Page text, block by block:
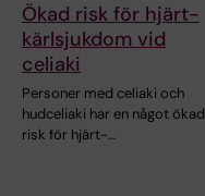
Ökad risk för hjärt-
kärlsjukdom vid
celiaki
Personer med celiaki och
hudceliaki har en något ökad
risk för hjärt-…